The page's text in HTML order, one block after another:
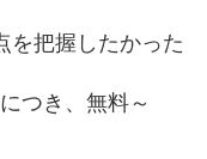
を把握したかった
つき、無料～